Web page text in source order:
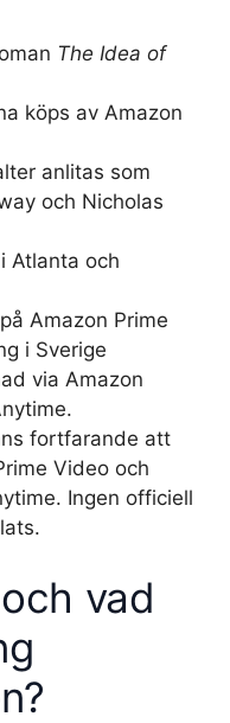
The Idea of
köps av Amazon
anlitas som
och Nicholas
Atlanta och
Amazon Prime
i Sverige
via Amazon
fortfarande att
Video och
Ingen officiell
vad